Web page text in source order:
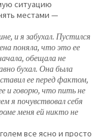
ситуацию
местами —
и я забухал. Пустился
поняла, что это ее
обещала не
бухал. Она была
ее перед фактом,
и говорю, что пить не
я почувствовал себя
меня ей никто не
все ясно и просто